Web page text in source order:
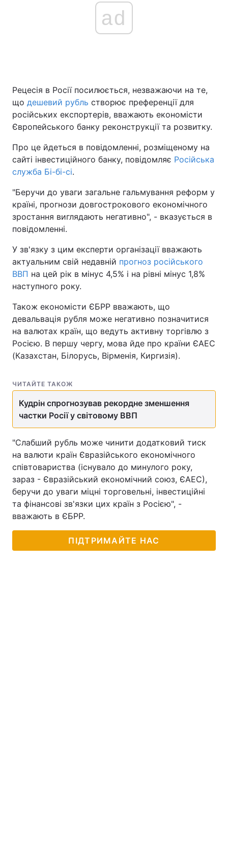
ad
Рецесія в Росії посилюється, незважаючи на те,
що дешевий рубль створює преференції для
російських експортерів, вважають економісти
Європейського банку реконструкції та розвитку.
Про це йдеться в повідомленні, розміщеному на
сайті інвестиційного банку, повідомляє Російська
служба Бі-бі-сі.
"Беручи до уваги загальне гальмування реформ у
країні, прогнози довгострокового економічного
зростання виглядають негативно", - вказується в
повідомленні.
У зв'язку з цим експерти організації вважають
актуальним свій недавній прогноз російського
ВВП на цей рік в мінус 4,5% і на рівні мінус 1,8%
наступного року.
Також економісти ЄБРР вважають, що
девальвація рубля може негативно позначитися
на валютах країн, що ведуть активну торгівлю з
Росією. В першу чергу, мова йде про країни ЄАЕС
(Казахстан, Білорусь, Вірменія, Киргизія).
ЧИТАЙТЕ ТАКОЖ
Кудрін спрогнозував рекордне зменшення
частки Росії у світовому ВВП
"Слабший рубль може чинити додатковий тиск
на валюти країн Євразійського економічного
співтовариства (існувало до минулого року,
зараз - Євразійський економічний союз, ЄАЕС),
беручи до уваги міцні торговельні, інвестиційні
та фінансові зв'язки цих країн з Росією", -
вважають в ЄБРР.
ПІДТРИМАЙТЕ НАС